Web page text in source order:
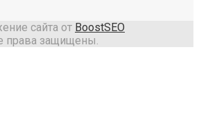
сайта от BoostSEO
права защищены.